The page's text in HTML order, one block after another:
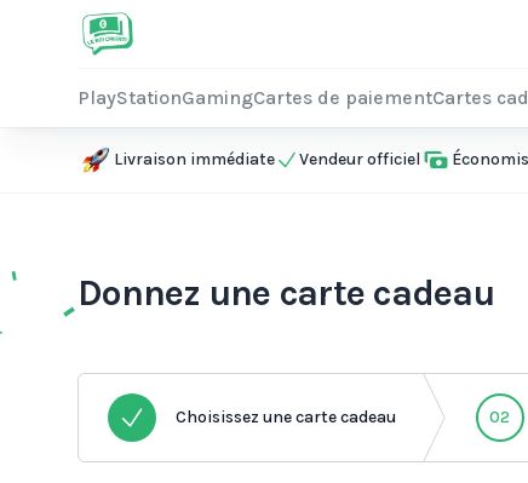
PlayStationGamingCartes de paiementCartes
Livraison immédiate Vendeur officiel
Donnez une carte cadeau
Choisissez une carte cadeau 02